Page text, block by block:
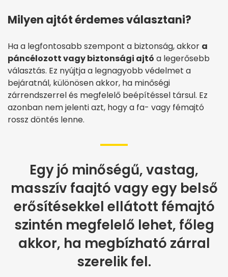
Milyen ajtót érdemes választani?
Ha a legfontosabb szempont a biztonság, akkor a
páncélozott vagy biztonsági ajtó a legerősebb
választás. Ez nyújtja a legnagyobb védelmet a
bejáratnál, különösen akkor, ha minőségi
zárrendszerrel és megfelelő beépítéssel társul. Ez
azonban nem jelenti azt, hogy a fa- vagy fémajtó
rossz döntés lenne.
Egy jó minőségű, vastag,
masszív faajtó vagy egy belső
erősítésekkel ellátott fémajtó
szintén megfelelő lehet, főleg
akkor, ha megbízható zárral
szerelik fel.